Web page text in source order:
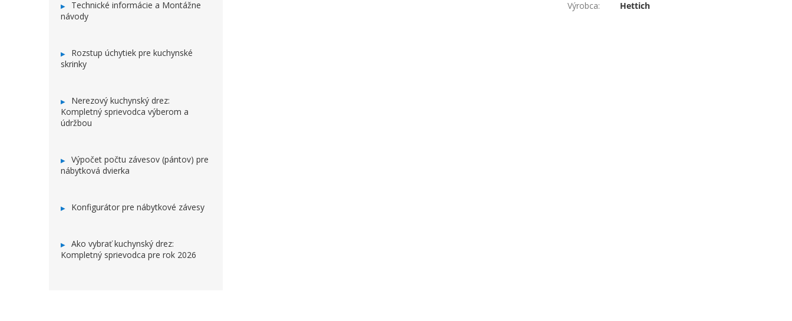
Technické informácie a Montážne
návody
Rozstup úchytiek pre kuchynské
skrinky
Nerezový kuchynský drez:
Kompletný sprievodca výberom a
údržbou
Výpočet počtu závesov (pántov) pre
nábytková dvierka
Konfigurátor pre nábytkové závesy
Ako vybrať kuchynský drez:
Kompletný sprievodca pre rok 2026
Výrobca: Hettich